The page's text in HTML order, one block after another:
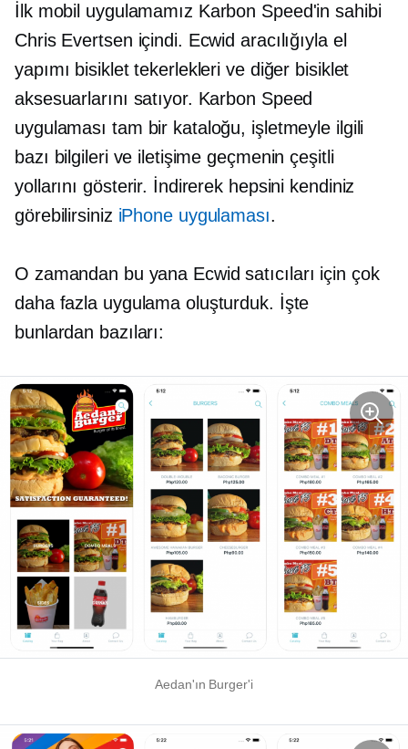
İlk mobil uygulamamız Karbon Speed'in sahibi
Chris Evertsen içindi. Ecwid aracılığıyla el
yapımı bisiklet tekerlekleri ve diğer bisiklet
aksesuarlarını satıyor. Karbon Speed ​​
uygulaması tam bir kataloğu, işletmeyle ilgili
bazı bilgileri ve iletişime geçmenin çeşitli
yollarını gösterir. İndirerek hepsini kendiniz
görebilirsiniz iPhone uygulaması.
O zamandan bu yana Ecwid satıcıları için çok
daha fazla uygulama oluşturduk. İşte
bunlardan bazıları:
Aedan'ın Burger'i